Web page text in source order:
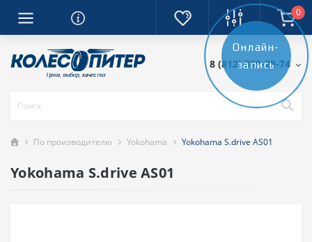
0
8 (812) 389-28-74
По производителю Yokohama Yokohama S.drive AS01
Yokohama S.drive AS01
Онлайн-
запись